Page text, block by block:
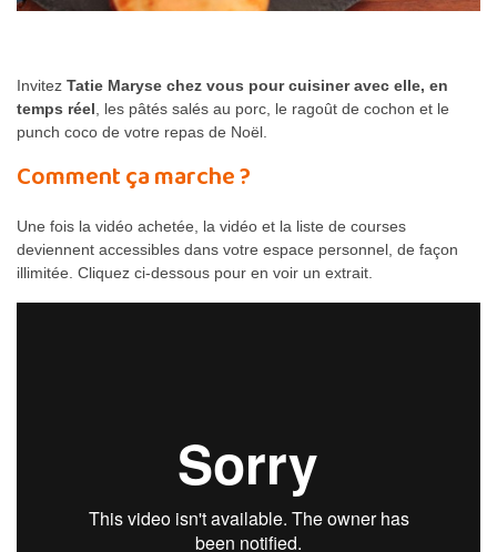
Invitez Tatie Maryse chez vous pour cuisiner avec elle, en
temps réel, les pâtés salés au porc, le ragoût de cochon et le
punch coco de votre repas de Noël.
Comment ça marche ?
Une fois la vidéo achetée, la vidéo et la liste de courses
deviennent accessibles dans votre espace personnel, de façon
illimitée. Cliquez ci-dessous pour en voir un extrait.